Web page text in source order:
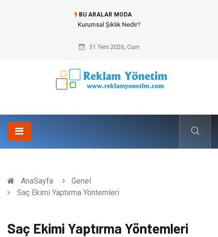
BU ARALAR MODA
Bitumen storage tank (Bitüm depolama tankı) ile Endüstriyel Tesislerde
31 Tem 2026, Cum
AnaSayfa
Genel
Saç Ekimi Yaptırma Yöntemleri
Saç Ekimi Yaptırma Yöntemleri